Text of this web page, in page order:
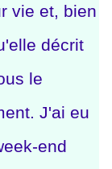
vie et, bien
décrit
le
J'ai eu
end